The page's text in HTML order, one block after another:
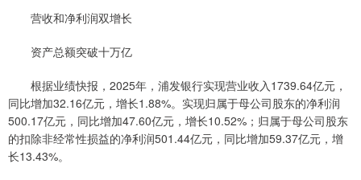
营收和净利润双增长
资产总额突破十万亿
根据业绩快报，2025年，浦发银行实现营业收入1739.64亿元，
同比增加32.16亿元，增长1.88%。实现归属于母公司股东的净利润
500.17亿元，同比增加47.60亿元，增长10.52%；归属于母公司股东
的扣除非经常性损益的净利润501.44亿元，同比增加59.37亿元，增
长13.43%。